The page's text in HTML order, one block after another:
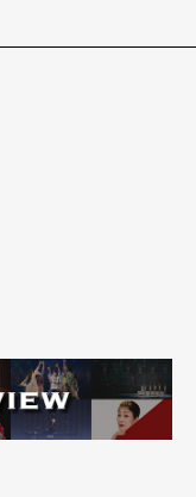
門卡。」
近城市中被現
非法賭博的樣
或許，也可把